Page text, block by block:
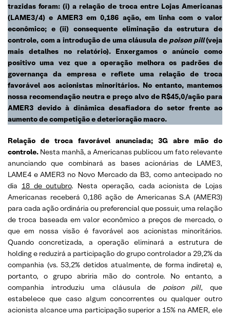
trazidas foram: (i) a relação de troca entre Lojas Americanas
(LAME3/4) e AMER3 em 0,186 ação, em linha com o valor
econômico; e (ii) consequente eliminação da estrutura de
controle, com a introdução de uma cláusula de poison pill(veja
mais detalhes no relatório). Enxergamos o anúncio como
positivo uma vez que a operação melhora os padrões de
governança da empresa e reflete uma relação de troca
favorável aos acionistas minoritários. No entanto, mantemos
nossa recomendação neutra e preço alvo de R$45,0/ação para
AMER3 devido à dinâmica desafiadora do setor frente ao
aumento de competição e deterioração macro.
Relação de troca favorável anunciada; 3G abre mão do
controle. Nesta manhã, a Americanas publicou um fato relevante
anunciando que combinará as bases acionárias de LAME3,
LAME4 e AMER3 no Novo Mercado da B3, como antecipado no
dia 18 de outubro. Nesta operação, cada acionista de Lojas
Americanas receberá 0,186 ação de Americanas S.A (AMER3)
para cada ação ordinária ou preferencial que possuir, uma relação
de troca baseada em valor econômico a preços de mercado, o
que em nossa visão é favorável aos acionistas minoritários.
Quando concretizada, a operação eliminará a estrutura de
holding e reduzirá a participação do grupo controlador a 29,2% da
companhia (vs. 53,2% detidos atualmente, de forma indireta) e,
portanto, o grupo abriria mão do controle. No entanto, a
companhia introduziu uma cláusula de poison pill, que
estabelece que caso algum concorrentes ou qualquer outro
acionista alcance uma participação superior a 15% na AMER, ele